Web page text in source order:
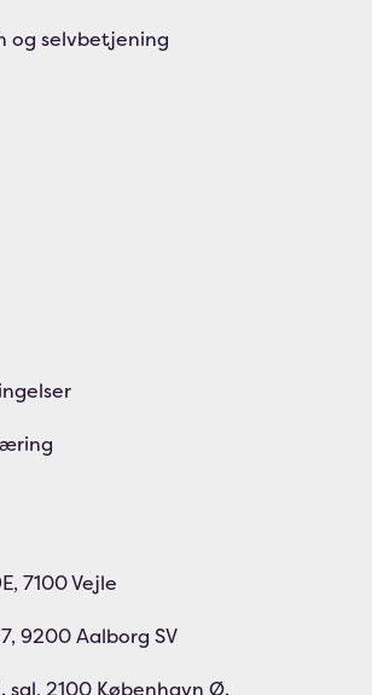
og selvbetjening
7100 Vejle
9200 Aalborg SV
sal, 2100 København Ø.